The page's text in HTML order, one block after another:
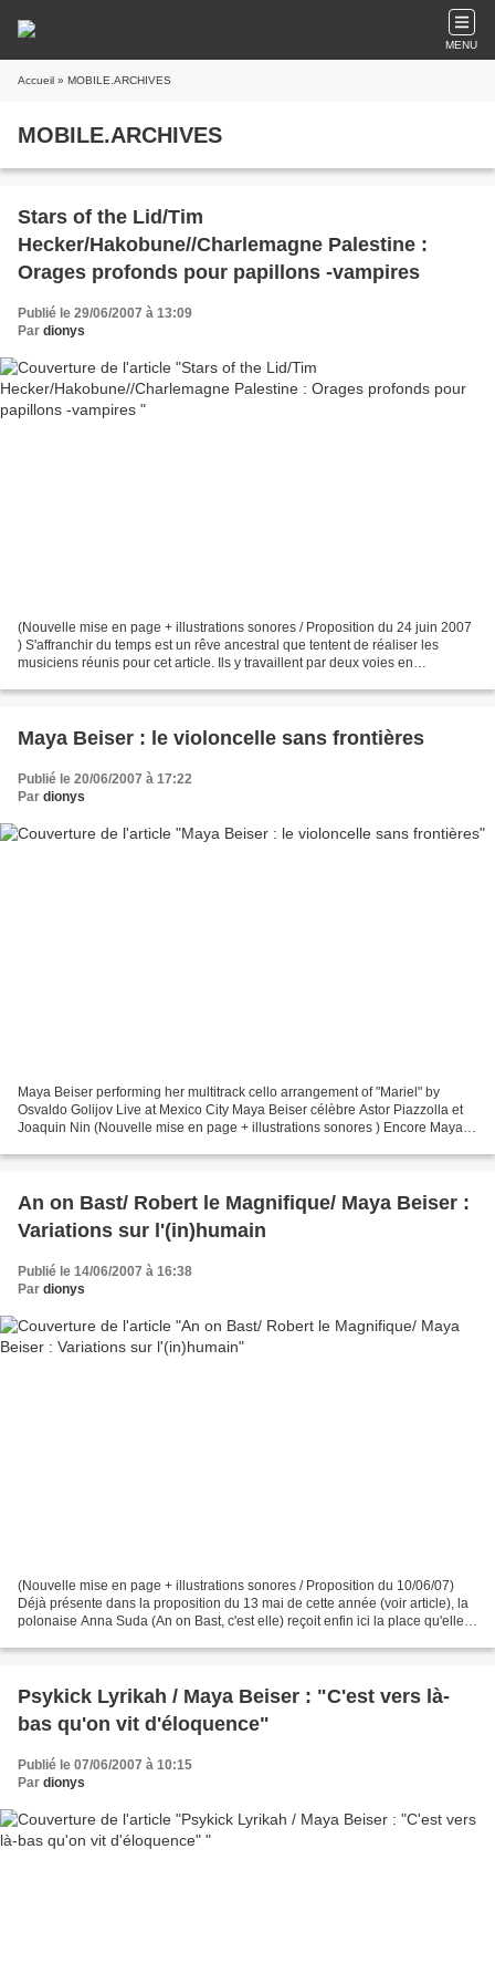
MENU
Accueil » MOBILE.ARCHIVES
MOBILE.ARCHIVES
Stars of the Lid/Tim
Hecker/Hakobune//Charlemagne Palestine :
Orages profonds pour papillons -vampires
Publié le 29/06/2007 à 13:09
Par dionys
(Nouvelle mise en page + illustrations sonores / Proposition du 24 juin 2007
) S'affranchir du temps est un rêve ancestral que tentent de réaliser les
musiciens réunis pour cet article. Ils y travaillent par deux voies en
Maya Beiser : le violoncelle sans frontières
Publié le 20/06/2007 à 17:22
Par dionys
Maya Beiser performing her multitrack cello arrangement of "Mariel" by
Osvaldo Golijov Live at Mexico City Maya Beiser célèbre Astor Piazzolla et
Joaquin Nin (Nouvelle mise en page + illustrations sonores ) Encore Maya ?
An on Bast/ Robert le Magnifique/ Maya Beiser :
Variations sur l'(in)humain
Publié le 14/06/2007 à 16:38
Par dionys
(Nouvelle mise en page + illustrations sonores / Proposition du 10/06/07)
Déjà présente dans la proposition du 13 mai de cette année (voir article), la
polonaise Anna Suda (An on Bast, c'est elle) reçoit enfin ici la place qu'elle
Psykick Lyrikah / Maya Beiser : "C'est vers là-
bas qu'on vit d'éloquence"
Publié le 07/06/2007 à 10:15
Par dionys